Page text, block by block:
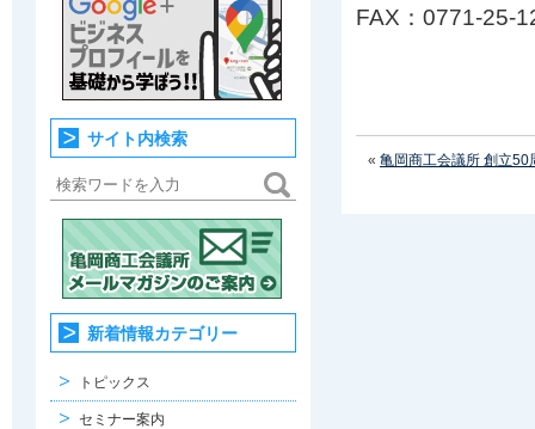
FAX：0771-25-
« 亀岡商工会議所 創立
サイト内検索
新着情報カテゴリー
トピックス
セミナー案内